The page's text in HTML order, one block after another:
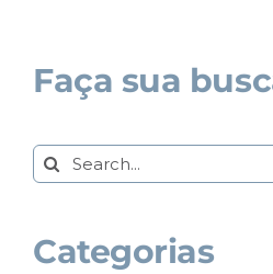
Faça sua
Search
for:
Categorias